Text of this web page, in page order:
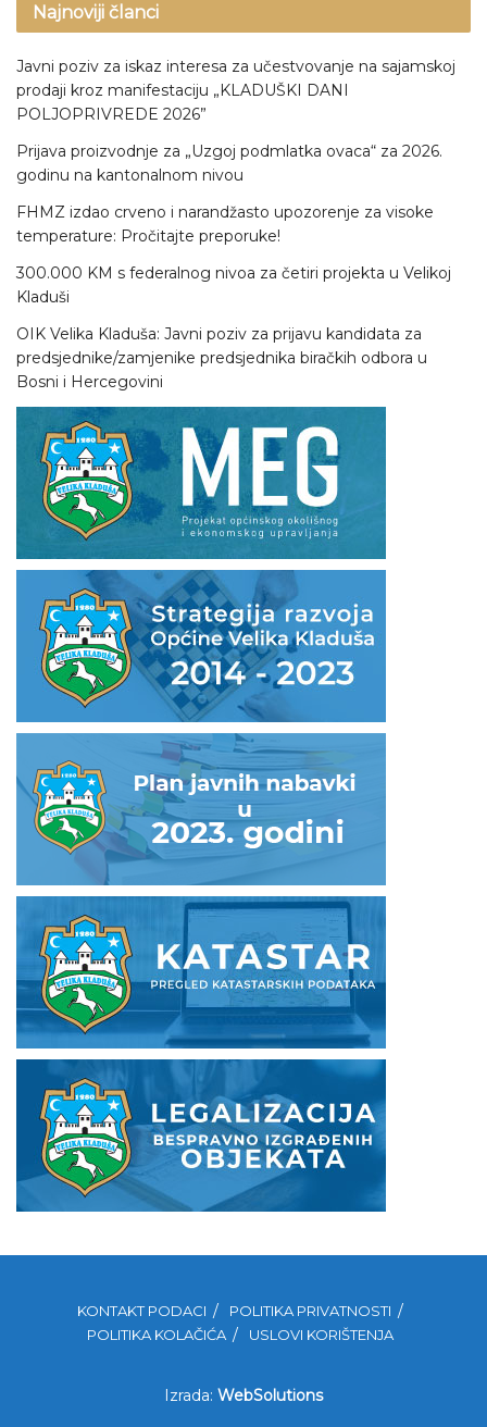
Najnoviji članci
Javni poziv za iskaz interesa za učestvovanje na sajamskoj
prodaji kroz manifestaciju „KLADUŠKI DANI
POLJOPRIVREDE 2026”
Prijava proizvodnje za „Uzgoj podmlatka ovaca“ za 2026.
godinu na kantonalnom nivou
FHMZ izdao crveno i narandžasto upozorenje za visoke
temperature: Pročitajte preporuke!
300.000 KM s federalnog nivoa za četiri projekta u Velikoj
Kladuši
OIK Velika Kladuša: Javni poziv za prijavu kandidata za
predsjednike/zamjenike predsjednika biračkih odbora u
Bosni i Hercegovini
KONTAKT PODACI
POLITIKA PRIVATNOSTI
POLITIKA KOLAČIĆA
USLOVI KORIŠTENJA
Izrada: WebSolutions